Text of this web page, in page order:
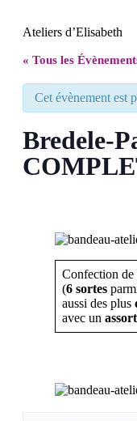
Ateliers d’Elisabeth
« Tous les
Cet évènement est
Bredele-
Confection de
(6 sortes
aussi des plus
avec un